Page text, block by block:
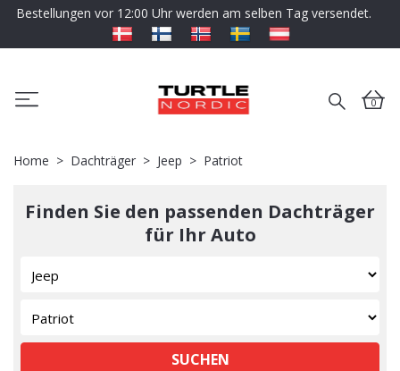
Bestellungen vor 12:00 Uhr werden am selben Tag versendet.
0
Home Dachträger Jeep Patriot
Finden Sie den passenden Dachträger
für Ihr Auto
SUCHEN